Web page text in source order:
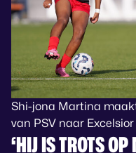
Shi-jona Martina
van PSV naar Excelsior
‘HIJ IS TROTS OP